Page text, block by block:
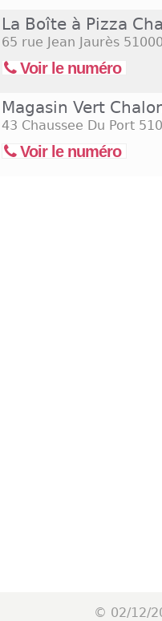
La Boîte à Pizza
65 rue Jean Jaurès
Voir le numéro
Magasin Vert
43 Chaussee Du Port
Voir le numéro
© 02/12/